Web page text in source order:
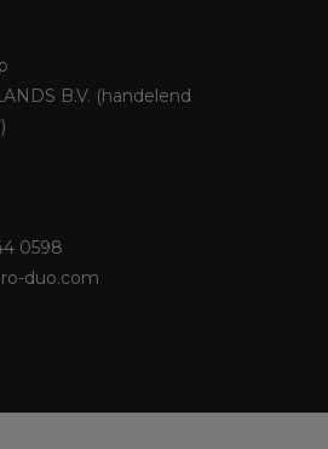
B.V. (handelend
0598
duo.com